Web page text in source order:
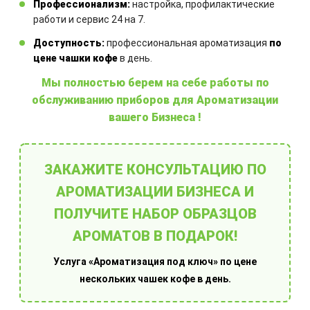
Другие товары
Ароматовары для дома
Профессионализм:настройка, профилактические
работи и сервис 24 на 7.
Доступность:профессиональная ароматизация по
цене чашки кофев день.
Мы полностью берем на себе работы по
обслуживанию приборов для Ароматизации
вашего Бизнеса !
ЗАКАЖИТЕ КОНСУЛЬТАЦИЮ ПО
АРОМАТИЗАЦИИ БИЗНЕСА И
ПОЛУЧИТЕ НАБОР ОБРАЗЦОВ
АРОМАТОВ В ПОДАРОК!
Услуга «Ароматизация под ключ» по цене
нескольких чашек кофе в день.